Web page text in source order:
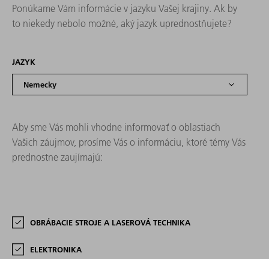
Ponúkame Vám informácie v jazyku Vašej krajiny. Ak by
to niekedy nebolo možné, aký jazyk uprednostňujete?
JAZYK
Aby sme Vás mohli vhodne informovať o oblastiach
Vašich záujmov, prosíme Vás o informáciu, ktoré témy Vás
prednostne zaujímajú:
OBRÁBACIE STROJE A LASEROVÁ TECHNIKA
ELEKTRONIKA